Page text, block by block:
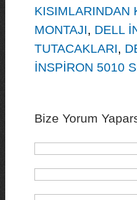
KISIMLARINDAN
MONTAJI, DELL
TUTACAKLARI,
İNSPİRON 5010
Bize Yorum